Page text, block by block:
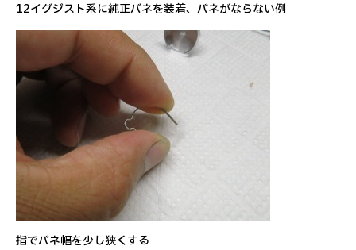
12イグジスト系に純正バネを装着、バネがならない例
指でバネ幅を少し狭くする